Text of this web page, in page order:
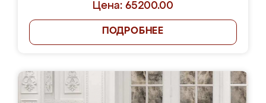
Цена: 65200.00
ПОДРОБНЕЕ